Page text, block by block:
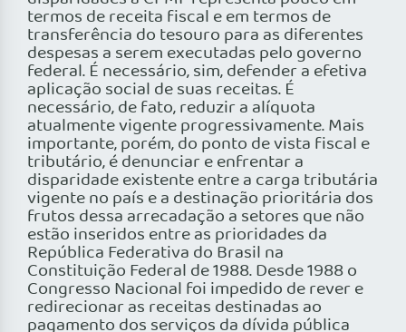
termos de receita fiscal e em termos de
transferência do tesouro para as diferentes
despesas a serem executadas pelo governo
federal. É necessário, sim, defender a efetiva
aplicação social de suas receitas. É
necessário, de fato, reduzir a alíquota
atualmente vigente progressivamente. Mais
importante, porém, do ponto de vista fiscal e
tributário, é denunciar e enfrentar a
disparidade existente entre a carga tributária
vigente no país e a destinação prioritária dos
frutos dessa arrecadação a setores que não
estão inseridos entre as prioridades da
República Federativa do Brasil na
Constituição Federal de 1988. Desde 1988 o
Congresso Nacional foi impedido de rever e
redirecionar as receitas destinadas ao
pagamento dos serviços da dívida pública